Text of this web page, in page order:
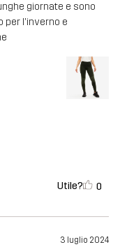
giornate e sono
per l'inverno e
Utile? 0
3 luglio 2024